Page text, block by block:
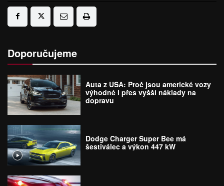
Doporučujeme
Auta z USA: Proč jsou americké vozy
výhodné i přes vyšší náklady na
dopravu
Dodge Charger Super Bee má
šestiválec a výkon 447 kW